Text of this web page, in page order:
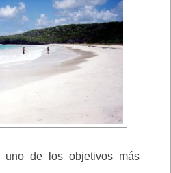
uno de los objetivos más